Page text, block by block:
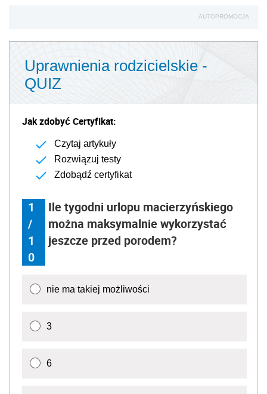
AUTOPROMOCJA
Uprawnienia rodzicielskie -
QUIZ
Jak zdobyć Certyfikat:
Czytaj artykuły
Rozwiązuj testy
Zdobądź certyfikat
1
/
1
0
Ile tygodni urlopu macierzyńskiego
można maksymalnie wykorzystać
jeszcze przed porodem?
nie ma takiej możliwości
3
6